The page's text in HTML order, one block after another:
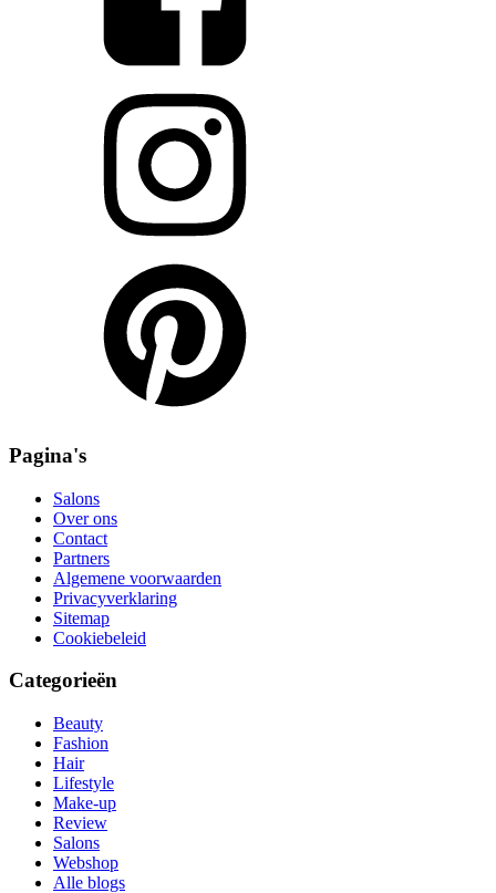
Pagina's
Salons
Over ons
Contact
Partners
Algemene voorwaarden
Privacyverklaring
Sitemap
Cookiebeleid
Categorieën
Beauty
Fashion
Hair
Lifestyle
Make-up
Review
Salons
Webshop
Alle blogs